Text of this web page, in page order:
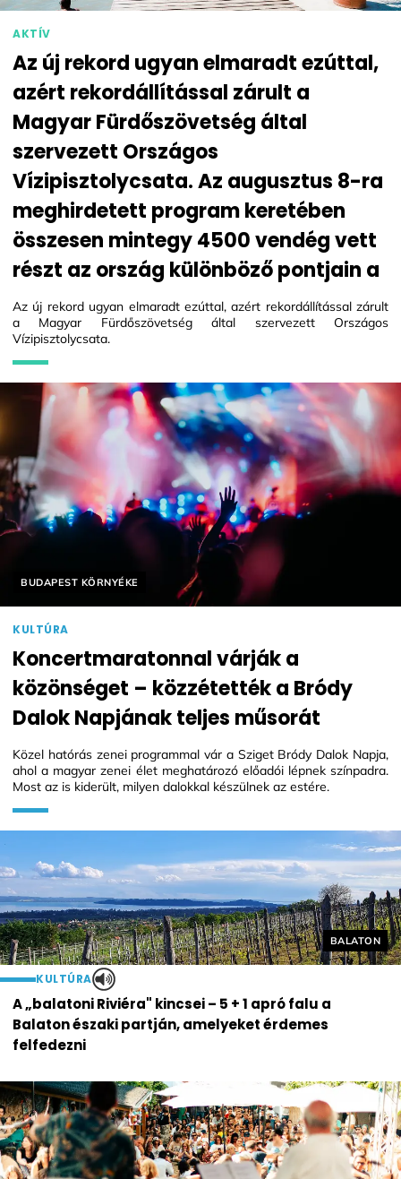
AKTÍV
Az új rekord ugyan elmaradt ezúttal,
azért rekordállítással zárult a
Magyar Fürdőszövetség által
szervezett Országos
Vízipisztolycsata. Az augusztus 8-ra
meghirdetett program keretében
összesen mintegy 4500 vendég vett
részt az ország különböző pontjain a
Az új rekord ugyan elmaradt ezúttal, azért rekordállítással zárult
a Magyar Fürdőszövetség által szervezett Országos
Vízipisztolycsata.
Helyszín
BALATON
KULTÚRA
A „balatoni Riviéra" kincsei – 5 + 1 apró falu a
Balaton északi partján, amelyeket érdemes
felfedezni
Helyszín címkék:
BUDAPEST KÖRNYÉKE
KULTÚRA
Koncertmaratonnal várják a
közönséget – közzétették a Bródy
Dalok Napjának teljes műsorát
Közel hatórás zenei programmal vár a Sziget Bródy Dalok Napja,
ahol a magyar zenei élet meghatározó előadói lépnek színpadra.
Most az is kiderült, milyen dalokkal készülnek az estére.